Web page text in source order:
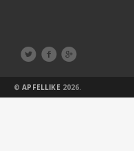
  
©APFELLIKE 2026.